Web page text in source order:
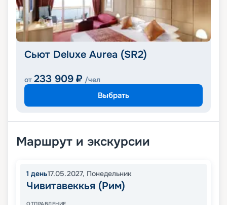
Сьют Deluxe Aurea (SR2)
от 233 909 ₽ /чел
Выбрать
Маршрут и экскурсии
1 день17.05.2027, Понедельник
Чивитавеккья (Рим)